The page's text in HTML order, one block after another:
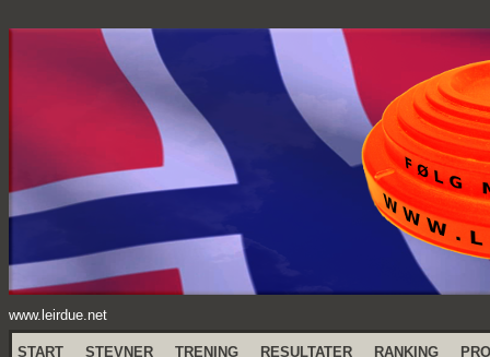
www.leirdue.net
START STEVNER TRENING RESULTATER RANKING